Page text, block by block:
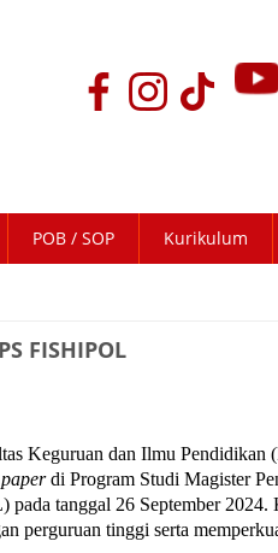
POB / SOP Kurikulum
FISHIPOL
Keguruan dan Ilmu Pendidikan
di Program Studi Magister
tanggal 26 September 2024.
perguruan tinggi serta